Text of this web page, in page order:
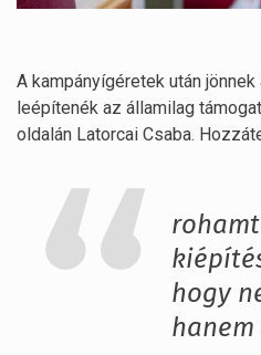
A kampányígéretek után
leépítenék az államilag
oldalán Latorcai Csaba.
hogy